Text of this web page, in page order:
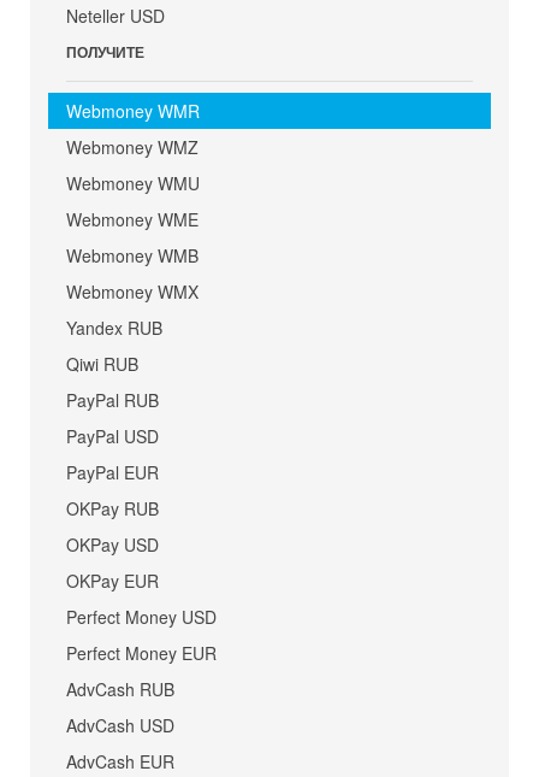
Neteller USD
ПОЛУЧИТЕ
Webmoney WMR
Webmoney WMZ
Webmoney WMU
Webmoney WME
Webmoney WMB
Webmoney WMX
Yandex RUB
Qiwi RUB
PayPal RUB
PayPal USD
PayPal EUR
OKPay RUB
OKPay USD
OKPay EUR
Perfect Money USD
Perfect Money EUR
AdvCash RUB
AdvCash USD
AdvCash EUR